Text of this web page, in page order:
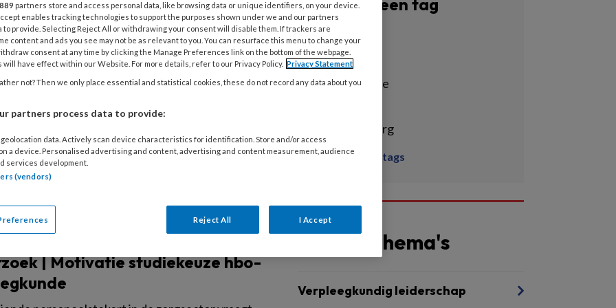
het maag-darmkanaal hebben ondergaan.
2026 MAGAZINE VERPLEEGKUNDIG ONDERZOEK
promotieonderzoek
van het proefschrift van Jeltje Giesen over
verbeteren.
| Motivatie studiekeuze hbo-
Alle tags
agressie
communicatie
essentiële zorg
Toon meer tags
Andere thema's
Verpleegkundig leiderschap
889 partners store and access personal data, like browsing data or unique identifiers, on your device.
enables tracking technologies to support the purposes shown under we and our partners
to provide. Selecting Reject All or withdrawing your consent will disable them. If trackers are
content and ads you see may not be as relevant to you. You can resurface this menu to change your
consent at any time by clicking the Manage Preferences link on the bottom of the webpage.
will have effect within our Website. For more details, refer to our Privacy Policy. Privacy Statement
not? Then we only place essential and statistical cookies, these do not record any data about you
partners process data to provide:
data. Actively scan device characteristics for identification. Store and/or access
a device. Personalised advertising and content, advertising and content measurement, audience
services development.
(vendors)
Reject All I Accept